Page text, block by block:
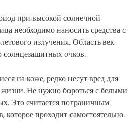
при высокой солнечной
необходимо наносить средства с
излучения. Область век
очков.
на коже, редко несут вред для
Не нужно бороться с белыми
Это считается пограничным
которое проходит самостоятельно.